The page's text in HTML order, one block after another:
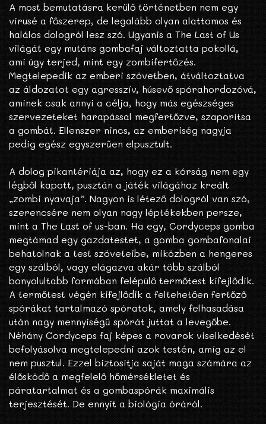
A most bemutatásra kerülő történetben nem egy
vírusé a főszerep, de legalább olyan alattomos és
halálos dologról lesz szó. Ugyanis a The Last of Us
világát egy mutáns gombafaj változtatta pokollá,
ami úgy terjed, mint egy zombifertőzés.
Megtelepedik az emberi szövetben, átváltoztatva
az áldozatot egy agresszív, húsevő spórahordozóvá,
aminek csak annyi a célja, hogy más egészséges
szervezeteket harapással megfertőzve, szaporítsa
a gombát. Ellenszer nincs, az emberiség nagyja
pedig egész egyszerűen elpusztult.
A dolog pikantériája az, hogy ez a kórság nem egy
légből kapott, pusztán a játék világához kreált
„zombi nyavaja”. Nagyon is létező dologról van szó,
szerencsére nem olyan nagy léptékekben persze,
mint a The Last of us-ban. Ha egy, Cordyceps gomba
megtámad egy gazdatestet, a gomba gombafonalai
behatolnak a test szöveteibe, miközben a hengeres
egy szálból, vagy elágazva akár több szálból
bonyolultabb formában felépülő termőtest kifejlődik.
A termőtest végén kifejlődik a feltehetően fertőző
spórákat tartalmazó spóratok, amely felhasadása
után nagy mennyiségű spórát juttat a levegőbe.
Néhány Cordyceps faj képes a rovarok viselkedését
befolyásolva megtelepedni azok testén, amíg az el
nem pusztul. Ezzel biztosítja saját maga számára az
élősködő a megfelelő hőmérsékletet és
páratartalmat és a gombaspórák maximális
terjesztését. De ennyit a biológia óráról.